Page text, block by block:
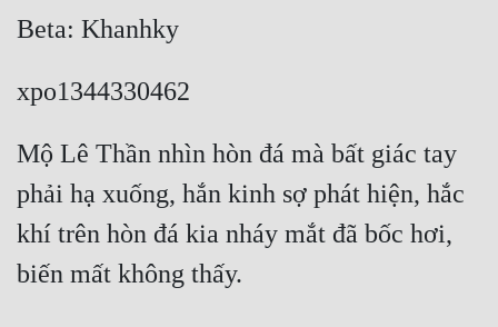
Cổ Đại
Dã Sử
Dị Giới
Dị Năng
Gia Đấu
Góc Nhìn Nam
Beta: Khanhky
xpo1344330462
Mộ Lê Thần nhìn hòn đá mà bất giác tay
phải hạ xuống, hắn kinh sợ phát hiện, hắc
khí trên hòn đá kia nháy mắt đã bốc hơi,
biến mất không thấy.